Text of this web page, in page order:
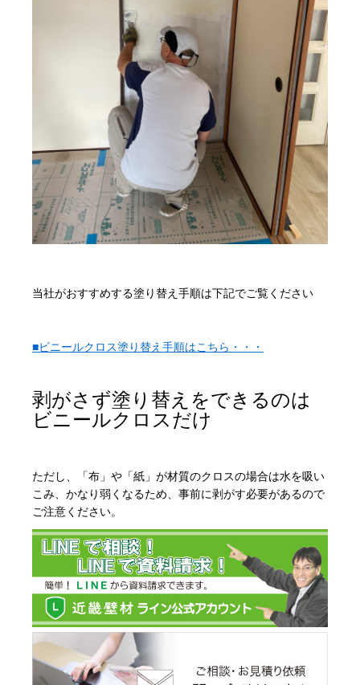
当社がおすすめする塗り替え手順は下記でご覧ください
■ビニールクロス塗り替え手順はこちら・・・
剥がさず塗り替えをできるのは
ビニールクロスだけ
ただし、「布」や「紙」が材質のクロスの場合は水を吸い
こみ、かなり弱くなるため、事前に剥がす必要があるので
ご注意ください。